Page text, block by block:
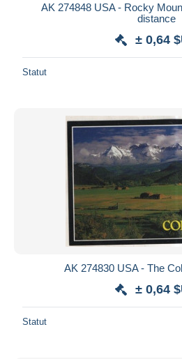
AK 274848 USA - Rocky
distance
± 0,64
Statut
AK 274830 USA - The
± 0,64
Statut